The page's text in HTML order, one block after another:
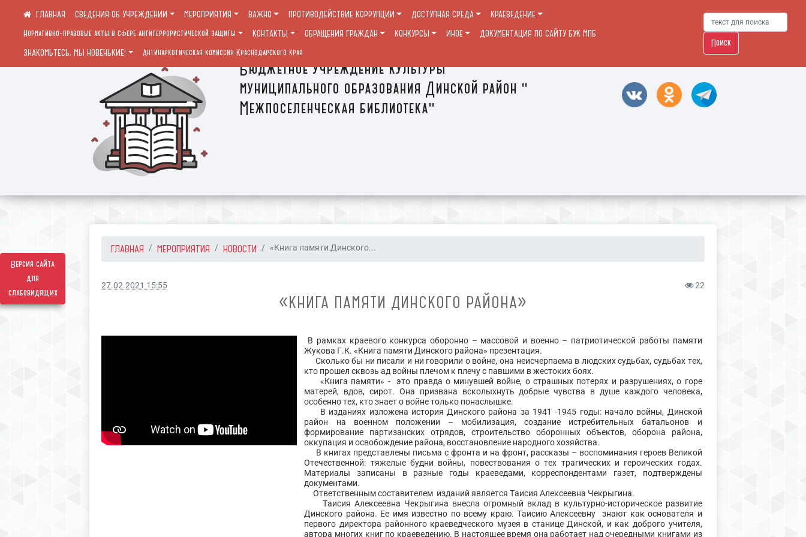
Версия сайта
для
слабовидящих
Бюджетное учреждение культуры
муниципального образования Динской район "
Межпоселенческая библиотека"
СВЕДЕНИЯ ОБ УЧРЕЖДЕНИИ МЕРОПРИЯТИЯ ВАЖНО ПРОТИВОДЕЙСТВИЕ КОРРУПЦИИ ДОСТУПНАЯ СРЕДА
КРАЕВЕДЕНИЕ
Нормативно-правовые акты в сфере антитеррористической защиты
КОНТАКТЫ ОБРАЩЕНИЯ ГРАЖДАН КОНКУРСЫ ИНОЕ
ДОКУМЕНТАЦИЯ ПО САЙТУ БУК МПБ
ЗНАКОМЬТЕСЬ, МЫ НОВЕНЬКИЕ!
Антинаркотическая комиссия Краснодарского края
Поиск
ГЛАВНАЯ МЕРОПРИЯТИЯ НОВОСТИ «Книга памяти Динского...
27.02.2021 15:55 22
«КНИГА ПАМЯТИ ДИНСКОГО РАЙОНА»
В рамках краевого конкурса оборонно – массовой и военно – патриотической работы памяти
Жукова Г.К. «Книга памяти Динского района» презентация.
Сколько бы ни писали и ни говорили о войне, она неисчерпаема в людских судьбах, судьбах тех,
кто прошел сквозь ад войны плечом к плечу с павшими в жестоких боях.
«Книга памяти» - это правда о минувшей войне, о страшных потерях и разрушениях, о горе
матерей, вдов, сирот. Она призвана всколыхнуть добрые чувства в душе каждого человека,
особенно тех, кто знает о войне только понаслышке.
В изданиях изложена история Динского района за 1941 -1945 годы: начало войны, Динской
район на военном положении – мобилизация, создание истребительных батальонов и
формирование партизанских отрядов, строительство оборонных объектов, оборона района,
оккупация и освобождение района, восстановление народного хозяйства.
В книгах представлены письма с фронта и на фронт, рассказы – воспоминания героев Великой
Отечественной: тяжелые будни войны, повествования о тех трагических и героических годах.
Материалы записаны в разные годы краеведами, корреспондентами газет, подтверждены
документами.
Ответственным составителем изданий является Таисия Алексеевна Чекрыгина.
Таисия Алексеевна Чекрыгина внесла огромный вклад в культурно-историческое развитие
Динского района. Ее имя известно по всему краю. Таисию Алексеевну знают как основателя и
первого директора районного краеведческого музея в станице Динской, и как доброго учителя,
автора многих книг по краеведению. В настоящее время она работает над очередными книгами из